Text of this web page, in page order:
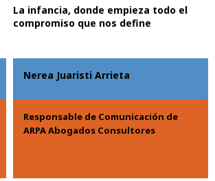
La infancia, donde empieza todo el
compromiso que nos define
Nerea Juaristi Arrieta
Responsable de Comunicación de
ARPA Abogados Consultores